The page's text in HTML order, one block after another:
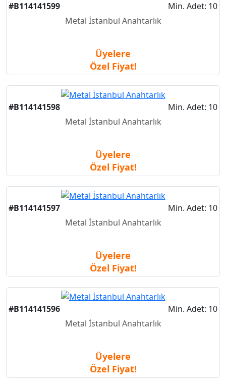
#B114141599
Min. Adet: 10
Metal İstanbul Anahtarlık
Üyelere
Özel Fiyat!
#B114141598
Min. Adet: 10
Metal İstanbul Anahtarlık
Üyelere
Özel Fiyat!
#B114141597
Min. Adet: 10
Metal İstanbul Anahtarlık
Üyelere
Özel Fiyat!
#B114141596
Min. Adet: 10
Metal İstanbul Anahtarlık
Üyelere
Özel Fiyat!